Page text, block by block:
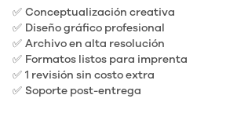
✅ Conceptualización creativa
✅ Diseño gráfico profesional
✅ Archivo en alta resolución
✅ Formatos listos para imprenta
✅ 1 revisión sin costo extra
✅ Soporte post-entrega